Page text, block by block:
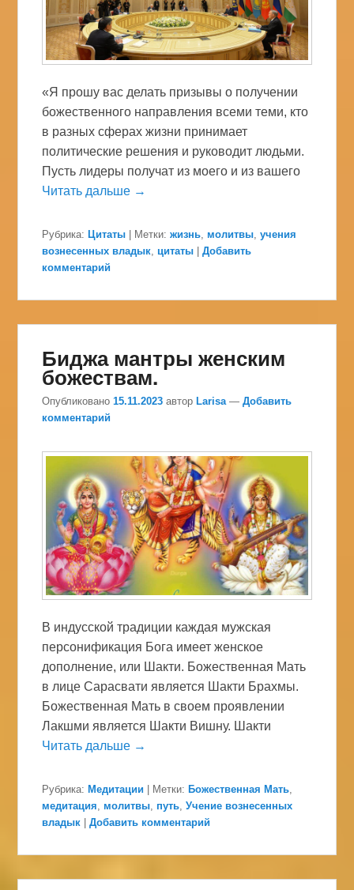
«Я прошу вас делать призывы о получении
божественного направления всеми теми, кто
в разных сферах жизни принимает
политические решения и руководит людьми.
Пусть лидеры получат из моего и из вашего
Читать дальше →
Рубрика: Цитаты Метки: жизнь молитвы ,учения
вознесенных владык цитаты |Добавить
комментарий
Биджа мантры женским
божествам.
Опубликовано15.11.2023 авторLarisa —Добавить
комментарий
В индусской традиции каждая мужская
персонификация Бога имеет женское
дополнение, или Шакти. Божественная Мать
в лице Сарасвати является Шакти Брахмы.
Божественная Мать в своем проявлении
Лакшми является Шакти Вишну. Шакти
Читать дальше →
Рубрика: Медитации Метки: Божественная Мать,
медитация, молитвы, путь,Учение вознесенных
владык
|Добавить комментарий